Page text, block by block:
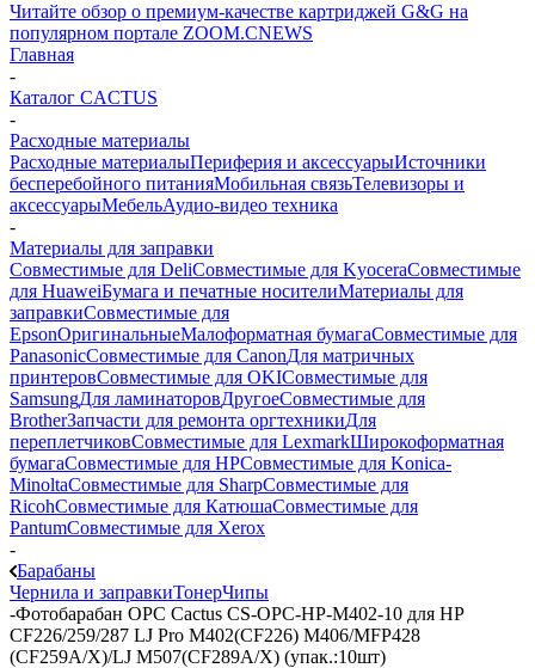
Читайте обзор о премиум-качестве картриджей G&G на
популярном портале ZOOM.CNEWS
Главная
-
Каталог CACTUS
-
Расходные материалы
Расходные материалыПериферия и аксессуарыИсточники
бесперебойного питанияМобильная связьТелевизоры и
аксессуарыМебельАудио-видео техника
-
Материалы для заправки
Совместимые для DeliСовместимые для KyoceraСовместимые
для HuaweiБумага и печатные носителиМатериалы для
заправкиСовместимые для
EpsonОригинальныеМалоформатная бумагаСовместимые для
PanasonicСовместимые для CanonДля матричных
принтеровСовместимые для OKIСовместимые для
SamsungДля ламинаторовДругоеСовместимые для
BrotherЗапчасти для ремонта оргтехникиДля
переплетчиковСовместимые для LexmarkШирокоформатная
бумагаСовместимые для HPСовместимые для Konica-
MinoltaСовместимые для SharpСовместимые для
RicohСовместимые для КатюшаСовместимые для
PantumСовместимые для Xerox
-
Барабаны
Чернила и заправкиТонерЧипы
-Фотобарабан OPC Cactus CS-OPC-HP-M402-10 для HP
CF226/259/287 LJ Pro M402(CF226) M406/MFP428
(CF259A/X)/LJ M507(CF289A/X) (упак.:10шт)